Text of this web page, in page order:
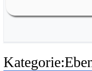
Kategorie: